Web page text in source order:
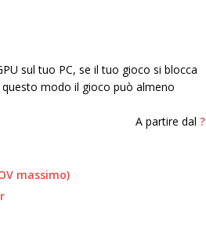
sul tuo PC, se il tuo gioco si blocca
modo il gioco può almeno
A partire dal?
massimo)